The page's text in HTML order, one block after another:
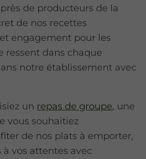
de producteurs de la
de nos recettes
engagement pour les
ressent dans chaque
notre établissement avec
un repas de groupe, une
vous souhaitiez
de nos plats à emporter,
vos attentes avec